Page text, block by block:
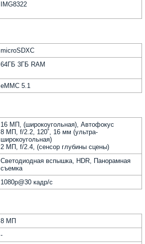
IMG8322
microSDXC
64ГБ 3ГБ RAM
eMMC 5.1
16 МП, (широкоугольная), Автофокус
8 МП, f/2.2, 120˚, 16 мм (ультра­
широкоугольная)
2 МП, f/2.4, (сенсор глубины сцены)
Светодиодная вспышка, HDR, Панорамная
съемка
1080p@30 кадр/с
8 МП
-